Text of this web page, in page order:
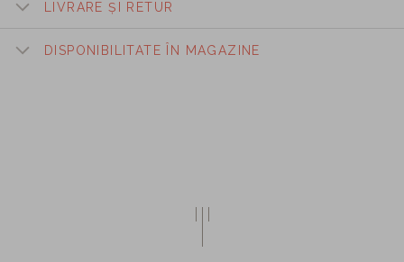
LIVRARE ȘI RETUR
DISPONIBILITATE ÎN MAGAZINE